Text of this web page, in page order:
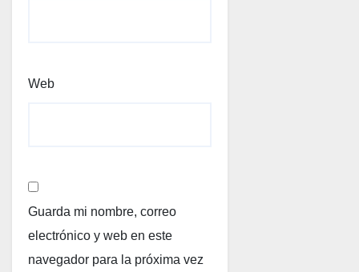
Web
Guarda mi nombre, correo
electrónico y web en este
navegador para la próxima vez